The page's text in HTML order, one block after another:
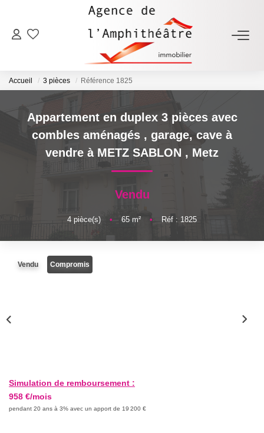
ACHETER
ESTIMER
NOTRE AGENCE
Accueil 3 pièces Référence 1825
Appartement en duplex 3 pièces avec
combles aménagés , garage, cave à
vendre à METZ SABLON , Metz
Vendu
4 pièce(s) • 65 m² • Réf : 1825
Vendu Compromis
Simulation de remboursement :
958 €/mois
pendant 20 ans à 3% avec un apport de 19 200 €